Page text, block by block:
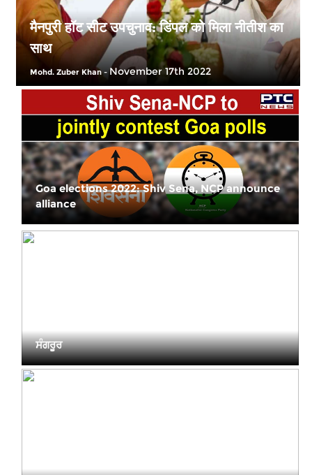
मैनपुरी हॉट सीट उपचुनाव: डिंपल को मिला नीतीश का
साथ
Mohd. Zuber Khan - November 17th 2022
Goa elections 2022: Shiv Sena, NCP announce
alliance
ਸੰਗਰੂਰ